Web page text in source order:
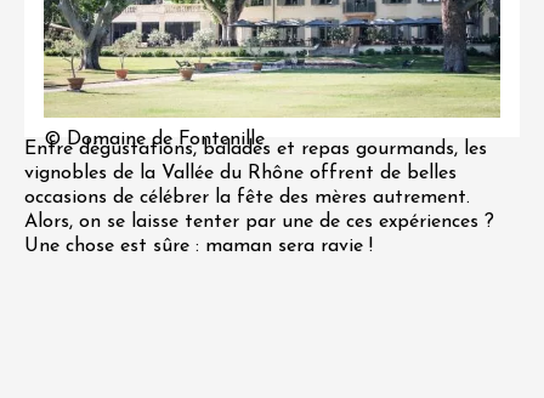
© Domaine de Fontenille
Entre dégustations, balades et repas gourmands, les
vignobles de la Vallée du Rhône offrent de belles
occasions de célébrer la fête des mères autrement.
Alors, on se laisse tenter par une de ces expériences ?
Une chose est sûre : maman sera ravie !